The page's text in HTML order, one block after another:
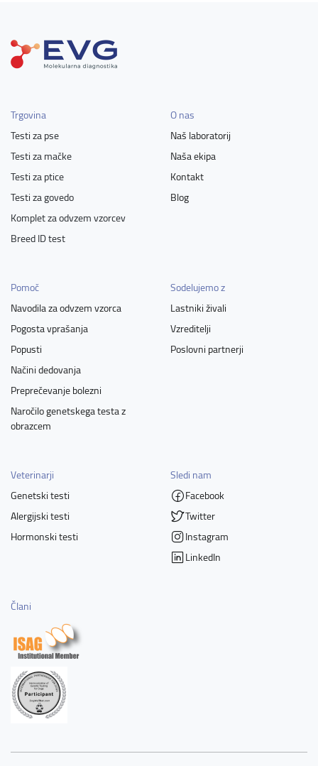
Trgovina
Testi za pse
Testi za mačke
Testi za ptice
Testi za govedo
Komplet za odvzem vzorcev
Breed ID test
O nas
Naš laboratorij
Naša ekipa
Kontakt
Blog
Pomoč
Navodila za odvzem vzorca
Pogosta vprašanja
Popusti
Načini dedovanja
Preprečevanje bolezni
Naročilo genetskega testa z
obrazcem
Sodelujemo z
Lastniki živali
Vzreditelji
Poslovni partnerji
Veterinarji
Genetski testi
Alergijski testi
Hormonski testi
Sledi nam
Facebook
Twitter
Instagram
LinkedIn
Člani